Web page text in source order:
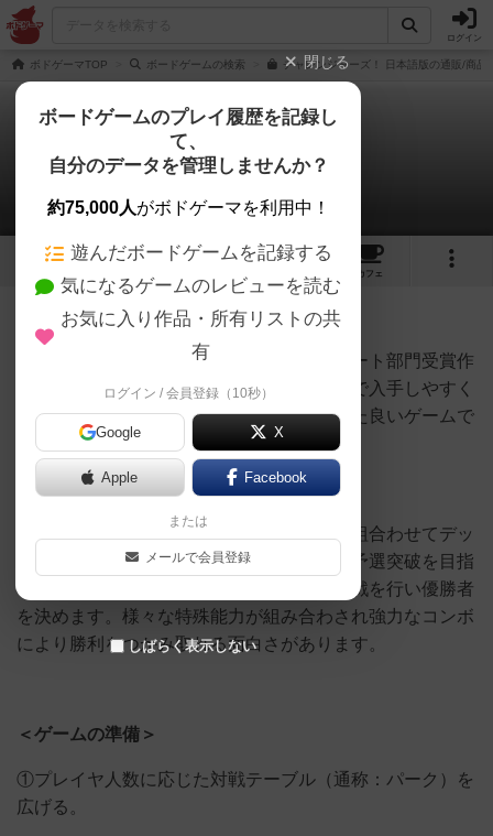
ログイン
ボドゲーマTOP ボードゲームの検索 チャレンジャーズ！ 日本語版の通販/商品
チャレンジャーズ！
PETさんのルール/インスト
4 4 25
カフェ
2435名 0名 0 3年弱前
２０２３年ドイツ年間ゲーム大賞エキスパート部門受賞作
です。日本語版が早くも発売されましたので入手しやすく
８歳以上の１～８人までと広い窓口を持った良いゲームで
す。
＜ゲームの概要＞
色々なパワーや特殊能力を持ったカードを組合わせてデッ
キを作り、１対１の戦いを７戦繰り返して予選突破を目指
します。予選を突破できた２名により決勝戦を行い優勝者
を決めます。様々な特殊能力が組み合わされ強力なコンボ
により勝利をつかみ取れる面白さがあります。
＜ゲームの準備＞
①プレイヤ人数に応じた対戦テーブル（通称：パーク）を
広げる。
閉じる
ボードゲームのプレイ履歴を記録し
て、
自分のデータを管理しませんか？
約75,000人がボドゲーマを利用中！
遊んだボードゲームを記録する
気になるゲームのレビューを読む
お気に入り作品・所有リストの共
有
ログイン / 会員登録（10秒）
Google X
Apple Facebook
または
メールで会員登録
しばらく表示しない